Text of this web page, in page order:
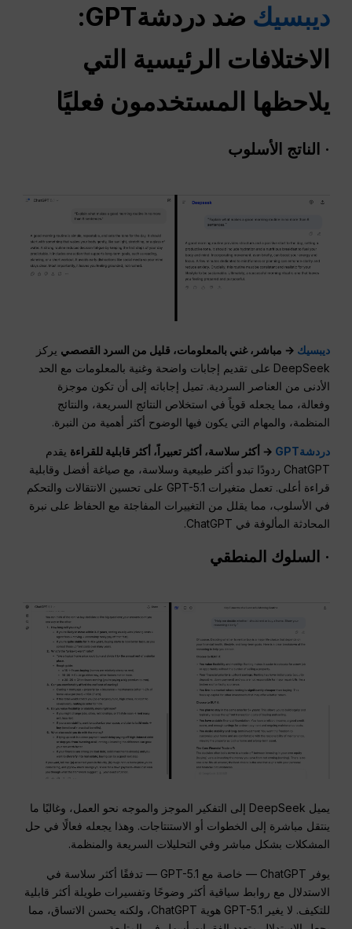
ديبسيك ضددردشةGPT
:
الاختلافات الرئيسية التي
يلاحظها المستخدمون فعليًا
· الناتج الأسلوب
ديبسيك → مباشر، غني بالمعلومات، قليل من السرد القصصي يركز
DeepSeek على تقديم إجابات واضحة وغنية بالمعلومات مع الحد
الأدنى من العناصر السردية. تميل إجاباته إلى أن تكون موجزة
وفعالة، مما يجعله قوياً في استخلاص النتائج السريعة، والنتائج
المنظمة، والمهام التي يكون فيها الوضوح أكثر أهمية من النبرة.
دردشةGPT → أكثر سلاسة، أكثر تعبيراً، أكثر قابلية للقراءة يقدم
ChatGPT ردودًا تبدو أكثر طبيعية وسلاسة، مع صياغة أفضل وقابلية
قراءة أعلى. تعمل متغيرات GPT-5.1 على تحسين الانتقالات والتحكم
في الأسلوب، مما يقلل من التغييرات المفاجئة مع الحفاظ على نبرة
المحادثة المألوفة في ChatGPT.
· السلوك المنطقي
يميل DeepSeek إلى التفكير الموجز والموجه نحو العمل، وغالبًا ما
ينتقل مباشرة إلى الخطوات أو الاستنتاجات. وهذا يجعله فعالًا في حل
المشكلات بشكل مباشر وفي التحليلات السريعة والمنظمة.
يوفر ChatGPT — خاصة مع GPT-5.1 — تدفقًا أكثر سلاسة في
الاستدلال مع روابط سياقية أكثر وضوحًا وتفسيرات طويلة أكثر قابلية
للتكيف. لا يغير GPT-5.1 هوية ChatGPT، ولكنه يحسن الاتساق، مما